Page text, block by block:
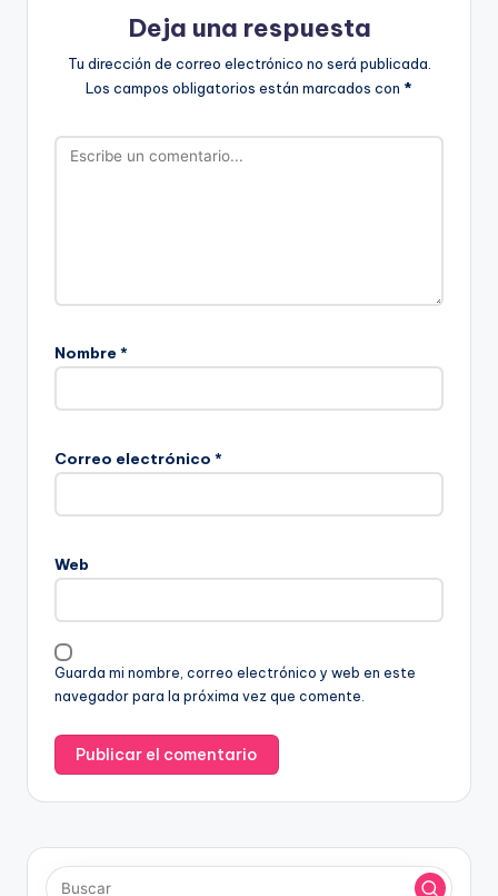
Deja una respuesta
Tu dirección de correo electrónico no será publicada.
Los campos obligatorios están marcados con *
Nombre *
Correo electrónico *
Web
Guarda mi nombre, correo electrónico y web en este
navegador para la próxima vez que comente.